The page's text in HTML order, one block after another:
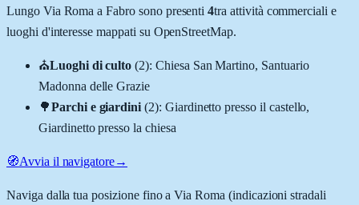
Lungo Via Roma aFabrosono presenti 4tra attività commerciali e
luoghi d'interesse mappati su OpenStreetMap.
⛪Luoghi di culto (2): Chiesa San Martino, Santuario
Madonna delle Grazie
🌳Parchi e giardini (2): Giardinetto presso il castello,
Giardinetto presso la chiesa
🧭Avvia il navigatore→
Naviga dalla tua posizione fino aVia Roma (indicazioni stradali